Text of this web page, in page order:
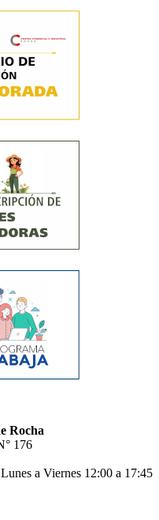
Rocha
176
a Viernes 12:00 a 17:45